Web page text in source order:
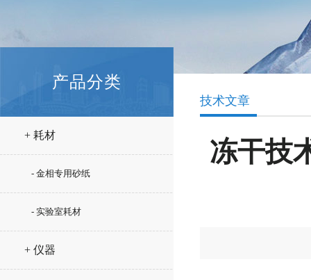
产品分类
+ 耗材
- 金相专用砂纸
- 实验室耗材
+ 仪器
技术文章
冻干技